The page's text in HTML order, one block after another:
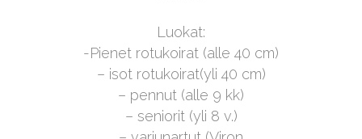
Luokat:
-Pienet rotukoirat (alle 40 cm)
– isot rotukoirat(yli 40 cm)
– pennut (alle 9 kk)
– seniorit (yli 8 v.)